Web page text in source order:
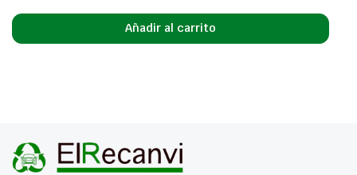
Añadir al carrito